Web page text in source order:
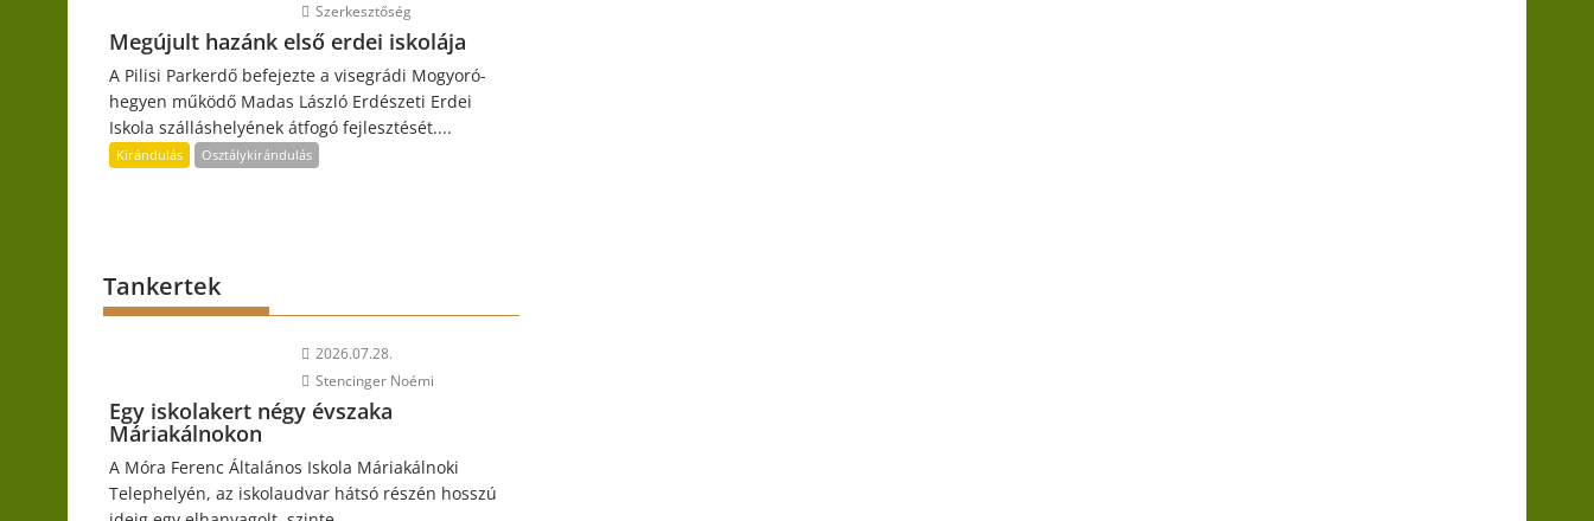
Szerkesztőség
Megújult hazánk első erdei iskolája
A Pilisi Parkerdő befejezte a visegrádi Mogyoró-
hegyen működő Madas László Erdészeti Erdei
Iskola szálláshelyének átfogó fejlesztését....
Kirándulás Osztálykirándulás
Tankertek
2026.07.28.
Stencinger Noémi
Egy iskolakert négy évszaka
Máriakálnokon
A Móra Ferenc Általános Iskola Máriakálnoki
Telephelyén, az iskolaudvar hátsó részén hosszú